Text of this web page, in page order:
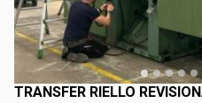
TRANSFER RIELLO